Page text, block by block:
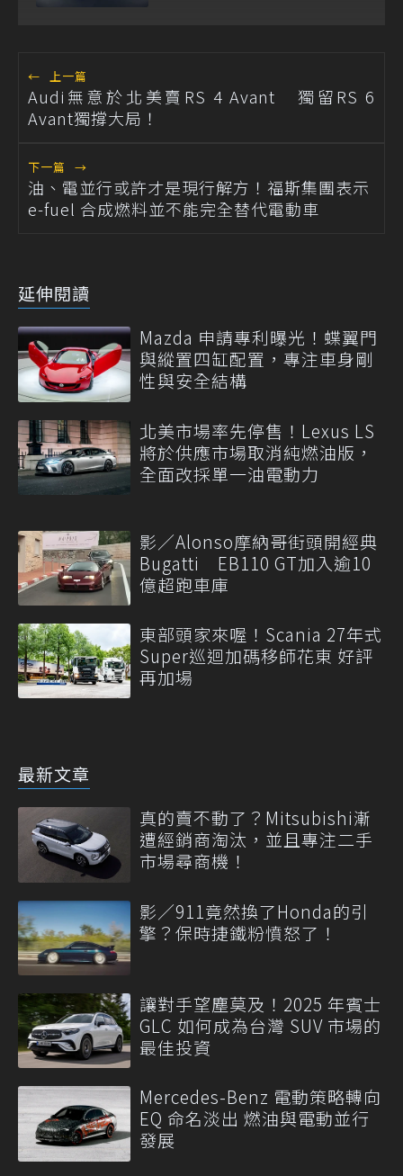
← 上一篇
Audi無意於北美賣RS 4 Avant 獨留RS 6
Avant獨撐大局！
下一篇 →
油、電並行或許才是現行解方！福斯集團表示
e-fuel 合成燃料並不能完全替代電動車
延伸閱讀
Mazda 申請專利曝光！蝶翼門
與縱置四缸配置，專注車身剛
性與安全結構
北美市場率先停售！Lexus LS
將於供應市場取消純燃油版，
全面改採單一油電動力
影／Alonso摩納哥街頭開經典
Bugatti EB110 GT加入逾10
億超跑車庫
東部頭家來喔！Scania 27年式
Super巡迴加碼移師花東 好評
再加場
最新文章
真的賣不動了？Mitsubishi漸
遭經銷商淘汰，並且專注二手
市場尋商機！
影／911竟然換了Honda的引
擎？保時捷鐵粉憤怒了！
讓對手望塵莫及！2025 年賓士
GLC 如何成為台灣 SUV 市場的
最佳投資
Mercedes-Benz 電動策略轉向
EQ 命名淡出 燃油與電動並行
發展